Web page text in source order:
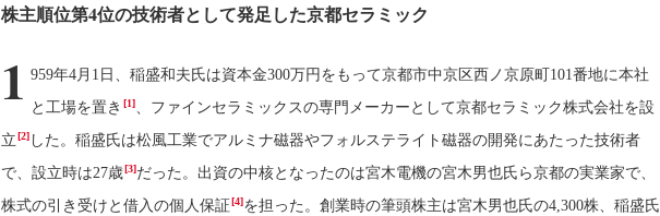
株主順位第4位の技術者として発足した京都セラミック
1 959年4月1日、稲盛和夫氏は資本金300万円をもって京都市中京区西ノ京原町101番地に本社
と工場を置き [1]、ファインセラミックスの専門メーカーとして京都セラミック株式会社を設
立[2] した。稲盛氏は松風工業でアルミナ磁器やフォルステライト磁器の開発にあたった技術者
で、設立時は27歳[3]だった。出資の中核となったのは宮木電機の宮木男也氏ら京都の実業家で、
株式の引き受けと借入の個人保証[4]を担った。創業時の筆頭株主は宮木男也氏の4,300株、稲盛氏